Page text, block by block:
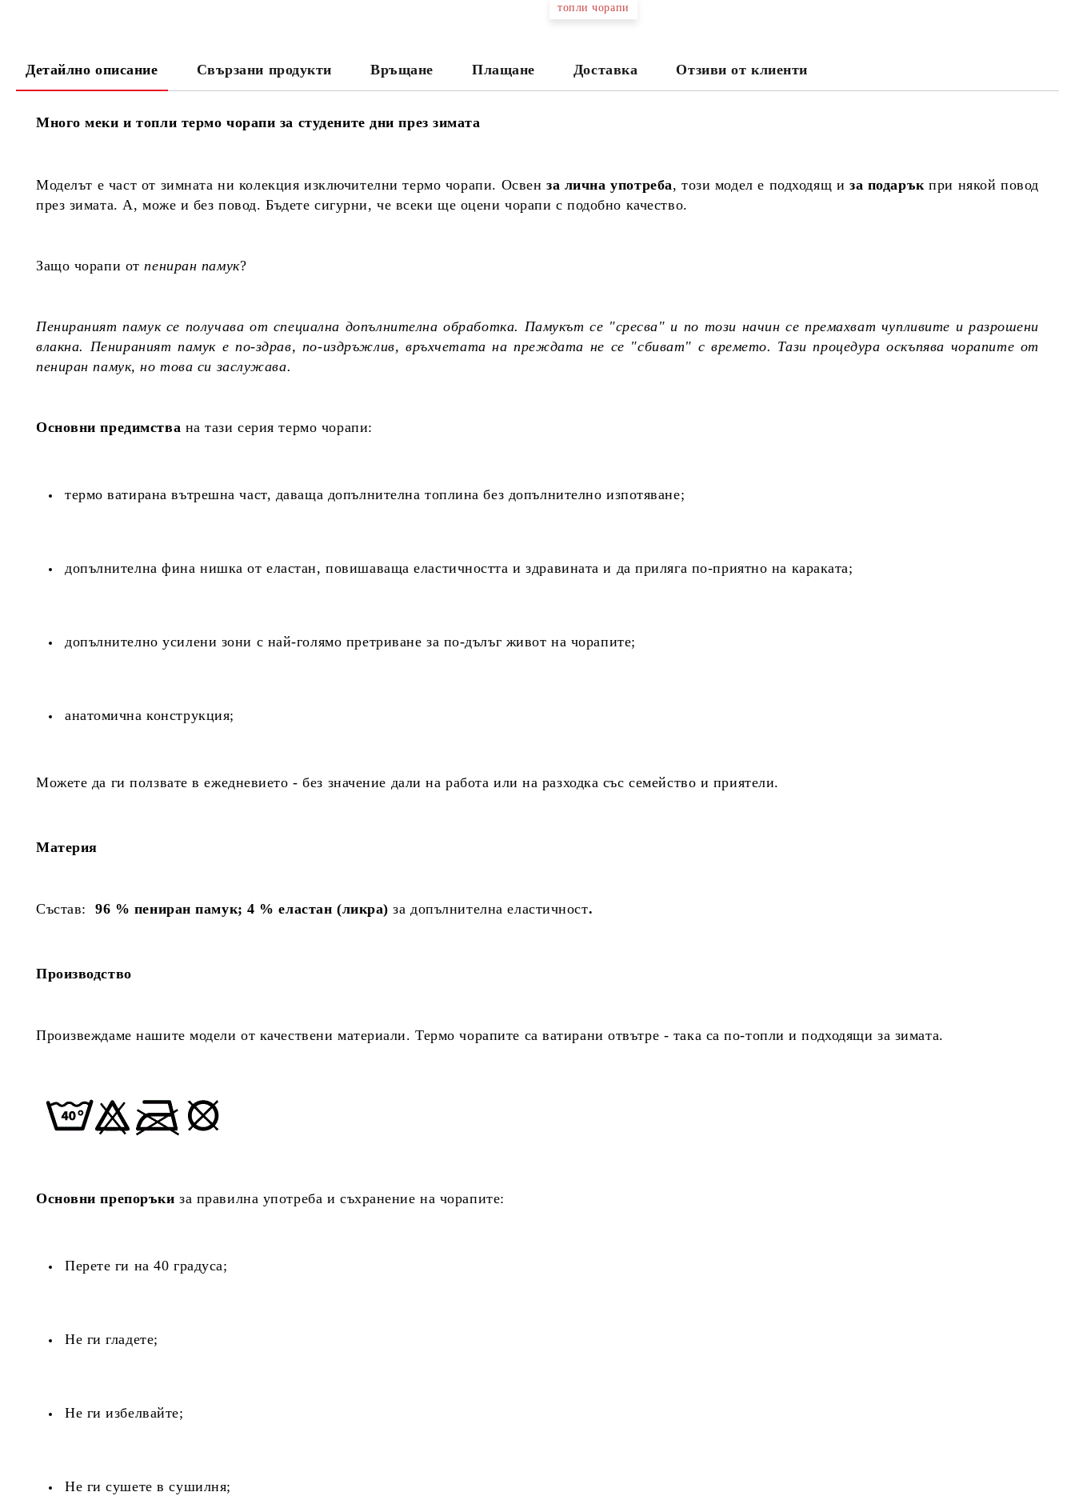
топли чорапи
Детайлно описание Свързани продукти Връщане Плащане Доставка Отзиви от клиенти
Много меки и топли термо чорапи за студените дни през зимата
Моделът е част от зимната ни колекция изключителни термо чорапи. Освен за лична употреба, този модел е подходящ и за подаръкпри някой повод
през зимата. А, може и без повод. Бъдете сигурни, че всеки ще оцени чорапи с подобно качество.
Защо чорапи от пениран памук?
Пенираният памук се получава от специална допълнителна обработка. Памукът се "сресва" и по този начин се премахват чупливите и разрошени
влакна. Пенираният памук е по-здрав, по-издръжлив, връхчетата на преждата не се "сбиват" с времето. Тази процедура оскъпява чорапите от
пениран памук, но това си заслужава.
Основни предимства на тази серия термо чорапи:
термо ватирана вътрешна част, даваща допълнителна топлина без допълнително изпотяване;
допълнителна фина нишка от еластан, повишаваща еластичността и здравината и да приляга по-приятно на караката;
допълнително усилени зони с най-голямо претриване за по-дълъг живот на чорапите;
анатомична конструкция;
Можете да ги ползвате в ежедневието - без значение дали на работа или на разходка със семейство и приятели.
Материя
Състав:96 % пениран памук; 4 % еластан (ликра)за допълнителна еластичност.
Производство
Произвеждаме нашите модели от качествени материали. Термо чорапите са ватирани отвътре - така са по-топли и подходящи за зимата.
Основни препоръкиза правилна употреба и съхранение на чорапите:
Перете ги на 40 градуса;
Не ги гладете;
Не ги избелвайте;
Не ги сушете в сушилня;